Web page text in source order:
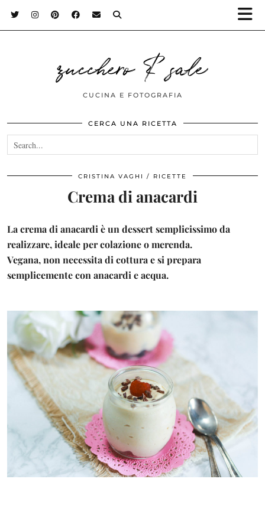
zucchero & sale
CUCINA E FOTOGRAFIA
CERCA UNA RICETTA
CRISTINA VAGHI RICETTE
Crema di anacardi
La crema di anacardi è un dessert semplicissimo da
realizzare, ideale per colazione o merenda.
Vegana, non necessita di cottura e si prepara
semplicemente con anacardi e acqua.